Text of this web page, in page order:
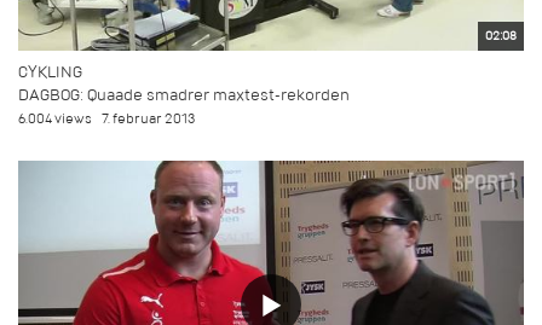
02:08
CYKLING
DAGBOG: Quaade smadrer maxtest-rekorden
6.004 views 7. februar 2013